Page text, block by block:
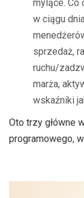
mylące. Co
w ciągu
sprzedaż,
ruchu/
marża,
wskaźniki
Oto trzy główne
programowego,